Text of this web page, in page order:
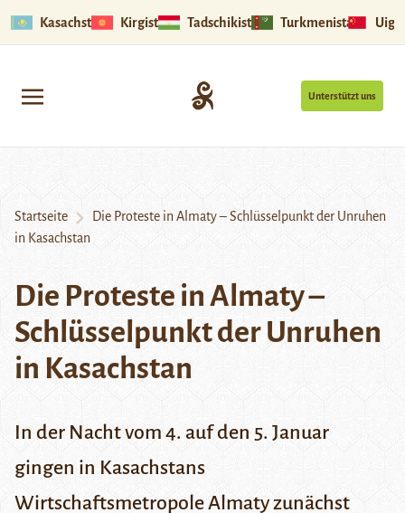
Kasachstan Kirgistan Tadschikistan Turkmenistan
Unterstützt uns
Startseite
Die Proteste in Almaty – Schlüsselpunkt der Unruhen
in Kasachstan
Die Proteste in Almaty –
Schlüsselpunkt der Unruhen
in Kasachstan
In der Nacht vom 4. auf den 5. Januar
gingen in Kasachstans
Wirtschaftsmetropole Almaty zunächst